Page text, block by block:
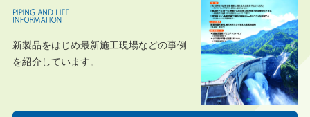
新製品をはじめ最新施工現場などの事例
を紹介しています。